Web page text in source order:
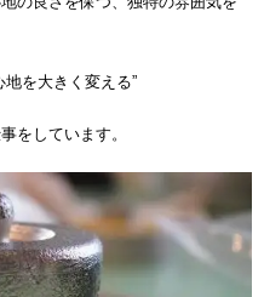
を大きく変える”
をしています。